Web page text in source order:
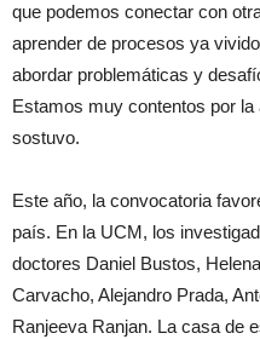
que podemos conectar con
aprender de procesos ya
abordar problemáticas y
Estamos muy contentos por la
sostuvo.
Este año, la convocatoria
país. En la UCM, los
doctores Daniel Bustos,
Carvacho, Alejandro Prada,
Ranjeeva Ranjan. La casa de